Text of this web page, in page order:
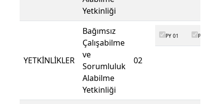
Yetkinliği
YETKİNLİKLER
Bağımsız
Çalışabilme
ve
Sorumluluk
Alabilme
Yetkinliği
02
PY 01 PY 02